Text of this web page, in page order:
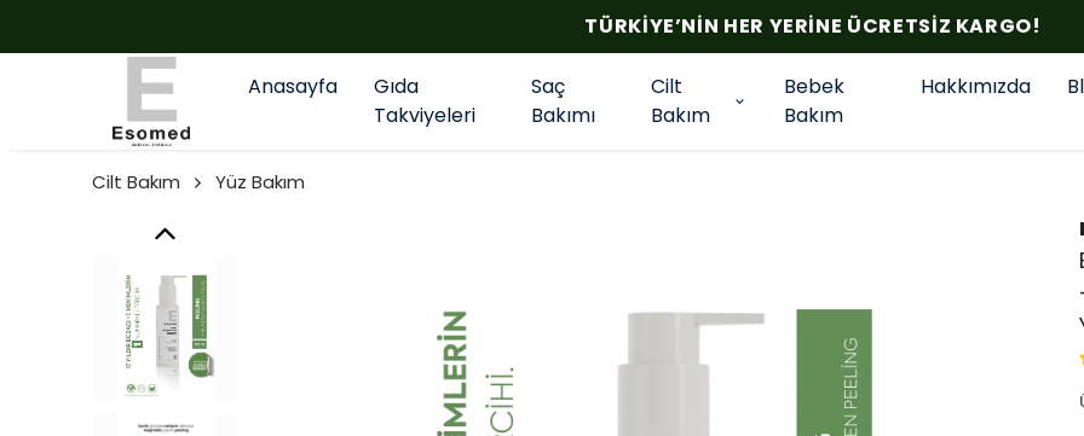
TÜRKIYE’NIN HER YERINE ÜCRETSIZ KARGO!
Anasayfa
Gıda
Takviyeleri
Saç
Bakımı
Cilt
Bakım
Bebek
Bakım
Hakkımızda
Cilt Bakım Yüz Bakım